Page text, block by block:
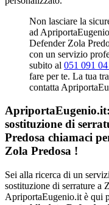
Non lasciare la
ad
Defender Zola
con un servizio
subito al 051 091
fare per te. La tua
contatta
sostituzione di
Predosa chiamaci
Zola Predosa !
Sei alla ricerca di un
sostituzione di serrature a
ApriportaEugenio.it è qui